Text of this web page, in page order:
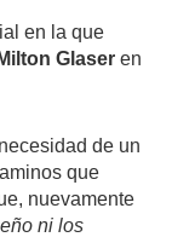
en la que
Milton Glaser en
de un
que
nuevamente
ni los